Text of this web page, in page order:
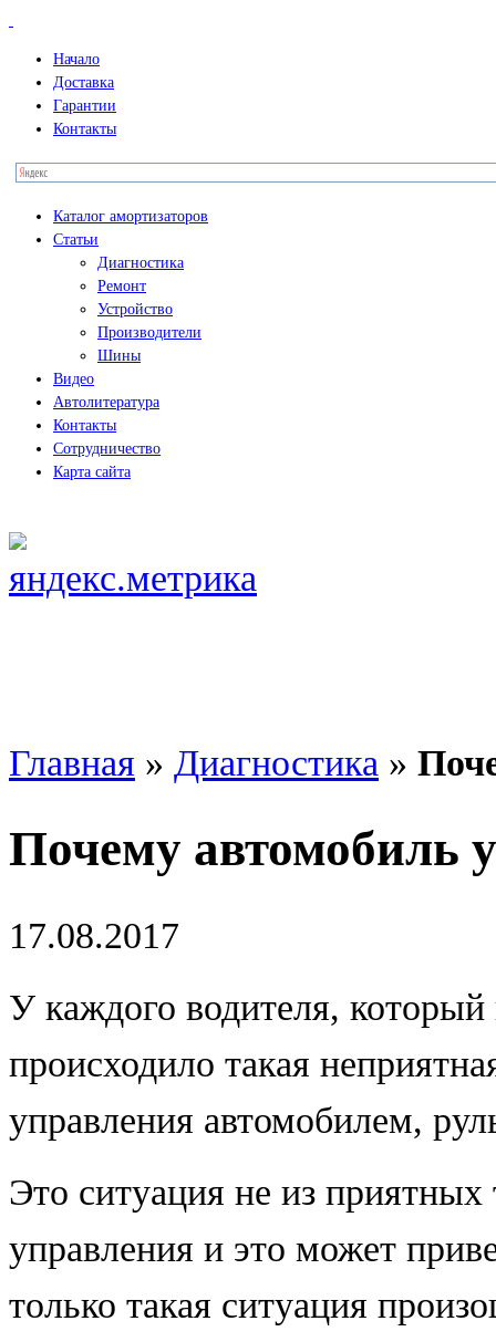
Начало
Доставка
Гарантии
Контакты
Каталог амортизаторов
Статьи
Диагностика
Ремонт
Устройство
Производители
Шины
Видео
Автолитература
Контакты
Сотрудничество
Карта сайта
Главная » Диагностика »
Почему автомобиль
17.08.2017
У каждого водителя,
происходило такая
управления автомобилем,
Это ситуация не из приятных
управления и это может
только такая ситуация